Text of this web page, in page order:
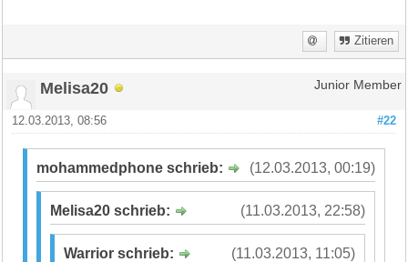
Zitieren
Melisa20 Junior Member
#22
12.03.2013, 08:56
(12.03.2013, 00:19)
mohammedphone schrieb:
(11.03.2013, 22:58)
Melisa20 schrieb:
(11.03.2013, 11:05)
Warrior schrieb: